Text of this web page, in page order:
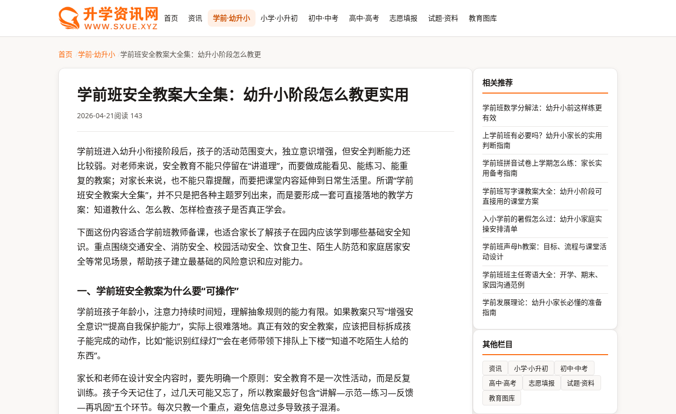
首页 资讯 学前·幼升小 小学·小升初 初中·中考 高中·高考 志愿填报 试题·资料 教育图库
首页 学前·幼升小 学前班安全教案大全集：幼升小阶段怎么教更
学前班安全教案大全集：幼升小阶段怎么教更实用
2026-04-21 阅读 143
学前班进入幼升小衔接阶段后，孩子的活动范围变大，独立意识增强，但安全判断能力还
比较弱。对老师来说，安全教育不能只停留在“讲道理”，而要做成能看见、能练习、能重
复的教案；对家长来说，也不能只靠提醒，而要把课堂内容延伸到日常生活里。所谓“学前
班安全教案大全集”，并不只是把各种主题罗列出来，而是要形成一套可直接落地的教学方
案：知道教什么、怎么教、怎样检查孩子是否真正学会。
下面这份内容适合学前班教师备课，也适合家长了解孩子在园内应该学到哪些基础安全知
识。重点围绕交通安全、消防安全、校园活动安全、饮食卫生、陌生人防范和家庭居家安
全等常见场景，帮助孩子建立最基础的风险意识和应对能力。
一、学前班安全教案为什么要“可操作”
学前班孩子年龄小，注意力持续时间短，理解抽象规则的能力有限。如果教案只写“增强安
全意识”“提高自我保护能力”，实际上很难落地。真正有效的安全教案，应该把目标拆成孩
子能完成的动作，比如“能识别红绿灯”“会在老师带领下排队上下楼”“知道不吃陌生人给的
东西”。
家长和老师在设计安全内容时，要先明确一个原则：安全教育不是一次性活动，而是反复
训练。孩子今天记住了，过几天可能又忘了，所以教案最好包含“讲解—示范—练习—反馈
—再巩固”五个环节。每次只教一个重点，避免信息过多导致孩子混淆。
相关推荐
学前班数学分解法：幼升小前这样练更
有效
上学前班有必要吗？幼升小家长的实用
判断指南
学前班拼音试卷上学期怎么练：家长实
用备考指南
学前班写字课教案大全：幼升小阶段可
直接用的课堂方案
入小学前的暑假怎么过：幼升小家庭实
操安排清单
学前班声母h教案：目标、流程与课堂活
动设计
学前班班主任寄语大全：开学、期末、
家园沟通范例
学前发展理论：幼升小家长必懂的准备
指南
其他栏目
资讯 小学·小升初
初中·中考
高中·高考
志愿填报
试题·资料
教育图库